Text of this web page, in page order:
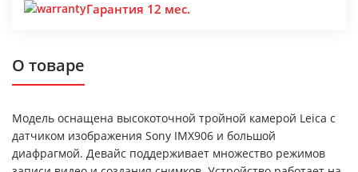
Гарантия 12 мес.
О товаре
Модель оснащена высокоточной тройной камерой Leica с
датчиком изображения Sony IMX906 и большой
диафрагмой. Девайс поддерживает множество режимов